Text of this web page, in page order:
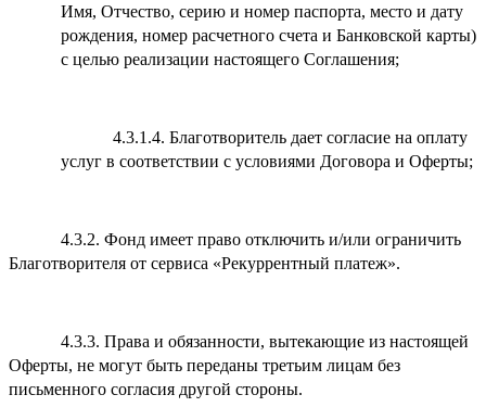
Имя, Отчество, серию и номер паспорта, место и дату
рождения, номер расчетного счета и Банковской карты)
с целью реализации настоящего Соглашения;
4.3.1.4. Благотворитель дает согласие на оплату
услуг в соответствии с условиями Договора и Оферты;
4.3.2. Фонд имеет право отключить и/или ограничить
Благотворителя от сервиса «Рекуррентный платеж».
4.3.3. Права и обязанности, вытекающие из настоящей
Оферты, не могут быть переданы третьим лицам без
письменного согласия другой стороны.